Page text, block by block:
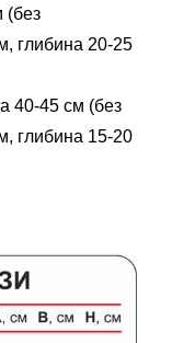
(без
глибина 20-25
40-45 см (без
глибина 15-20